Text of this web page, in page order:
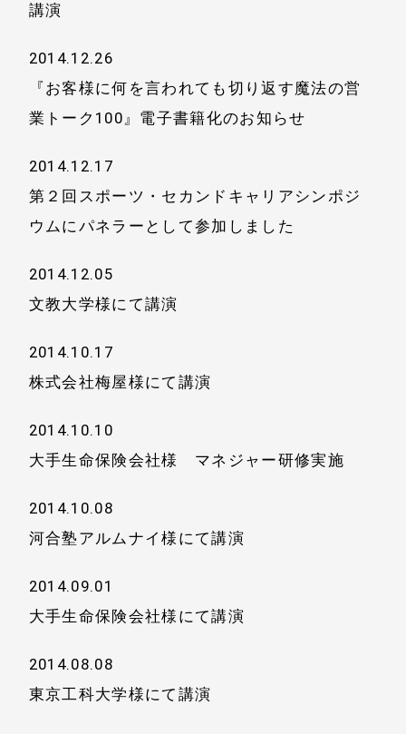
講演
2014.12.26
『お客様に何を言われても切り返す魔法の営
業トーク100』電子書籍化のお知らせ
2014.12.17
第２回スポーツ・セカンドキャリアシンポジ
ウムにパネラーとして参加しました
2014.12.05
文教大学様にて講演
2014.10.17
株式会社梅屋様にて講演
2014.10.10
大手生命保険会社様 マネジャー研修実施
2014.10.08
河合塾アルムナイ様にて講演
2014.09.01
大手生命保険会社様にて講演
2014.08.08
東京工科大学様にて講演